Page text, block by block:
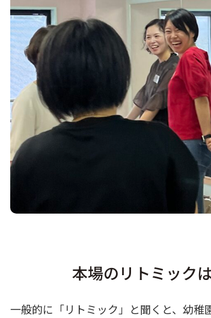
本場のリトミック
一般的に「リトミック」と聞くと、幼